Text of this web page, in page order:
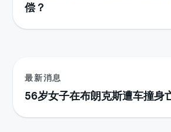
偿？
最新消息
56岁女子在布朗克斯遭车撞身